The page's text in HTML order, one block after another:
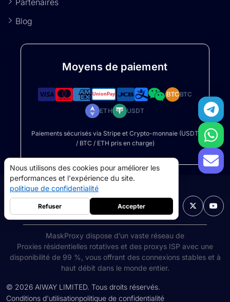
Partenaires
Blog
Moyens de paiement
BTCBTC
ETH USDT
Paiements sécurisés via Stripe et Crypto-monnaie (USDT
/ BTC / ETH pris en charge)
Français
MaskProxy dispose d’un vaste réseau de
Proxies résidentielles rotatives et des proxys ISP avec une
disponibilité de 99 %, vous offrant des connexions stables et à
haut débit dans le monde entier.
© 2026 AIWAY LIMITED. Tous droits réservés.
Nous utilisons des cookies pour améliorer les
performances et l'expérience du site.
politique de confidentialité
Refuser Accepter
proxys résidentiels5GB-$9
Proxys de centre de données10GB-$5
->